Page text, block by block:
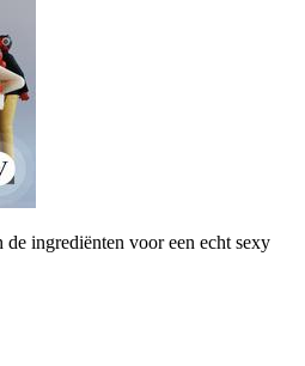
de ingrediënten voor een echt sexy